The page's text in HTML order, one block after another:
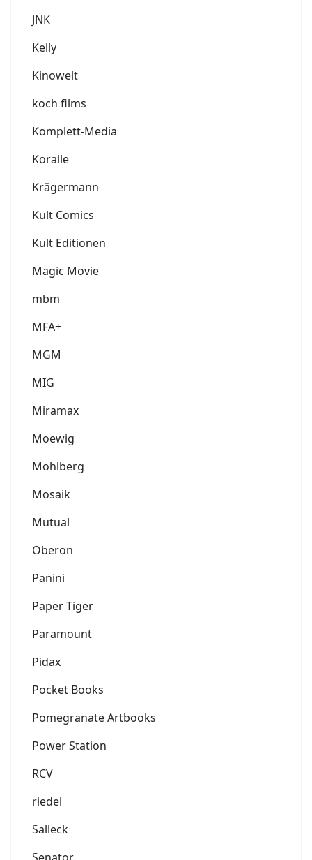
JNK
Kelly
Kinowelt
koch films
Komplett-Media
Koralle
Krägermann
Kult Comics
Kult Editionen
Magic Movie
mbm
MFA+
MGM
MIG
Miramax
Moewig
Mohlberg
Mosaik
Mutual
Oberon
Panini
Paper Tiger
Paramount
Pidax
Pocket Books
Pomegranate Artbooks
Power Station
RCV
riedel
Salleck